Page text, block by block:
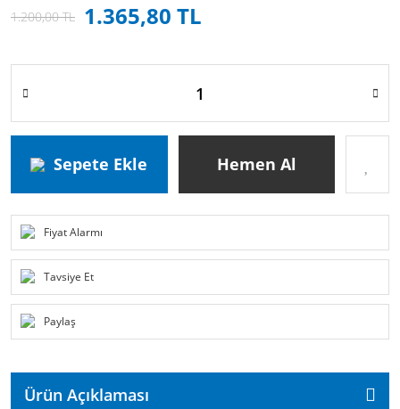
1.200,00 TL 1.365,80 TL
Sepete Ekle Hemen Al
Fiyat Alarmı
Tavsiye Et
Paylaş
Ürün Açıklaması